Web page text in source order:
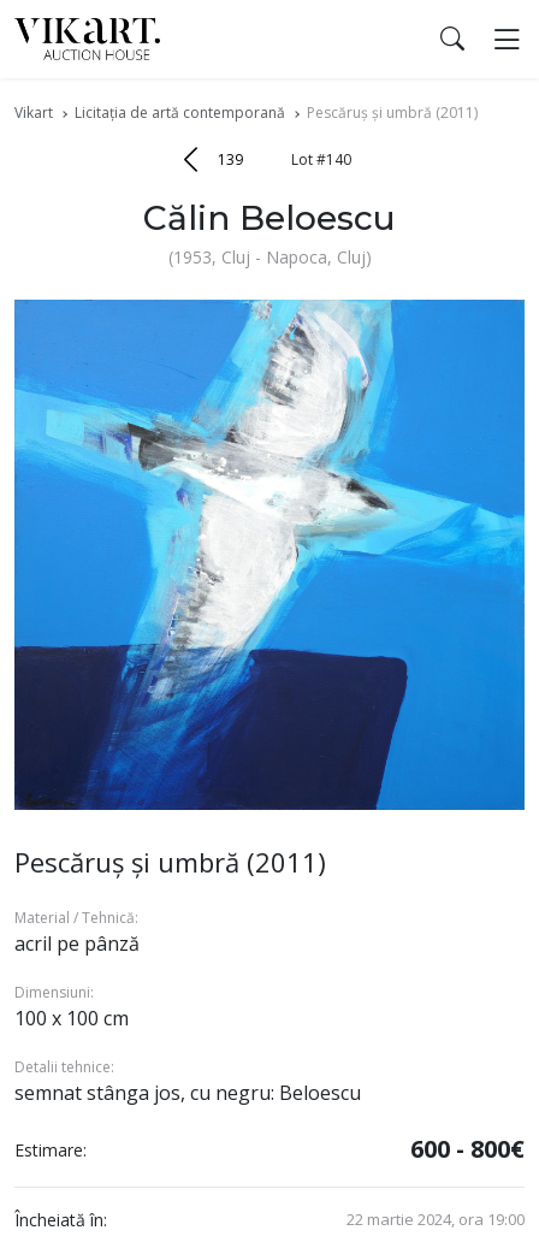
Vikart Licitația de artă contemporană Pescăruș și umbră (2011)
139 Lot #140
Călin Beloescu
(1953, Cluj - Napoca, Cluj)
Pescăruș și umbră (2011)
Material / Tehnică:
acril pe pânză
Dimensiuni:
100 x 100 cm
Detalii tehnice:
semnat stânga jos, cu negru: Beloescu
Estimare: 600 - 800€
Încheiată în: 22 martie 2024, ora 19:00